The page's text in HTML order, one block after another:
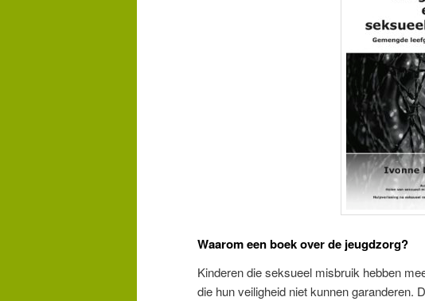
Waarom een boek over de jeugdzorg?
Kinderen die seksueel misbruik hebben
die hun veiligheid niet kunnen garanderen.